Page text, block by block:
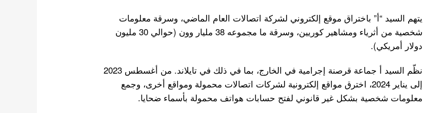
يتهم السيد “أ” باختراق موقع إلكتروني لشركة اتصالات العام الماضي، وسرقة معلومات
شخصية من أثرياء ومشاهير كوريين، وسرقة ما مجموعه 38 مليار وون (حوالي 30 مليون
دولار أمريكي).
نظّم السيد أ جماعة قرصنة إجرامية في الخارج، بما في ذلك في تايلاند. من أغسطس 2023
إلى يناير 2024، اخترق مواقع إلكترونية لشركات اتصالات محمولة ومواقع أخرى، وجمع
معلومات شخصية بشكل غير قانوني لفتح حسابات هواتف محمولة بأسماء ضحايا.